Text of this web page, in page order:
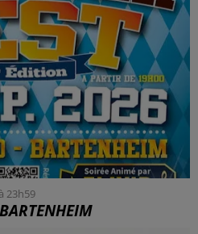
23h59